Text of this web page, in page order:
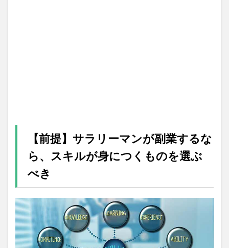
【前提】サラリーマンが副業するな
ら、スキルが身につくものを選ぶ
べき